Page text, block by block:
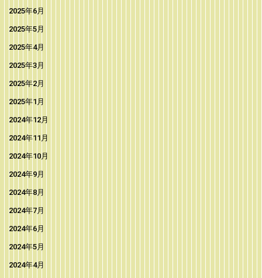
2025年6月
2025年5月
2025年4月
2025年3月
2025年2月
2025年1月
2024年12月
2024年11月
2024年10月
2024年9月
2024年8月
2024年7月
2024年6月
2024年5月
2024年4月